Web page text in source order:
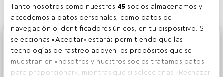
Tanto nosotros como nuestros 45 socios almacenamos y
accedemos a datos personales, como datos de
navegación o identificadores únicos, en tu dispositivo. Si
seleccionas «Aceptar» estarás permitiendo que las
tecnologías de rastreo apoyen los propósitos que se
muestran en «nosotros y nuestros socios tratamos datos
para proporcionar», mientras que si seleccionas «Rechazar
Este es un artículo exclusivo para los usuarios registrados
de FundsPeople. Si ya estás registrado, accede desde el
botón Login. Si aún no tienes cuenta, te invitamos a
registrarte y disfrutar de todo el universo que ofrece